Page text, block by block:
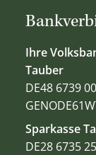
Ihre
Tauber
DE48 6739
Sparkasse
DE28 6735